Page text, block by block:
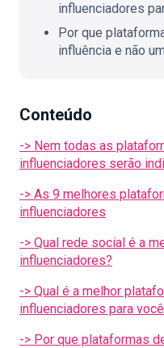
influenciadores
Por que
influência e não
Conteúdo
-> Nem todas as
influenciadores serão
-> As 9 melhores
influenciadores
-> Qual rede social é a
influenciadores?
-> Qual é a melhor
influenciadores para
-> Por que plataformas